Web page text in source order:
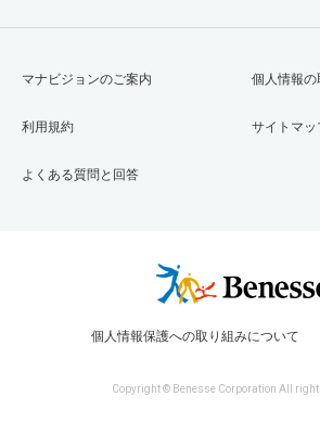
マナビジョンのご案内
利用規約
よくある質問と回答
個人情報の
サイトマッ
個人情報保護への取り組みについて
Copyright © Benesse Corporation All